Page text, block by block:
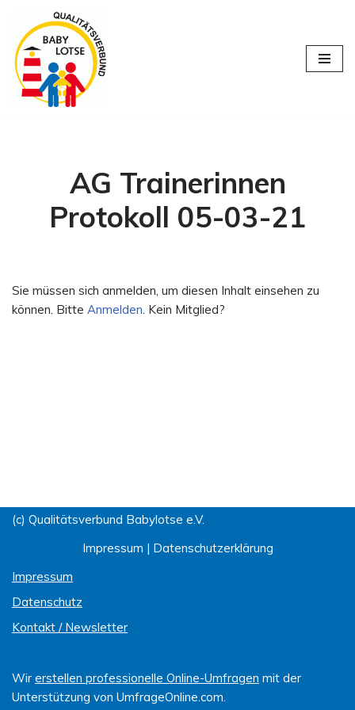
Zum
Inhalt
springen
AG Trainerinnen
Protokoll 05-03-21
Sie müssen sich anmelden, um diesen Inhalt einsehen zu
können. Bitte Anmelden. Kein Mitglied?
(c) Qualitätsverbund Babylotse e.V.
Impressum | Datenschutzerklärung
Impressum
Datenschutz
Kontakt / Newsletter
Wir erstellen professionelle Online-Umfragen mit der
Unterstützung von UmfrageOnline.com.